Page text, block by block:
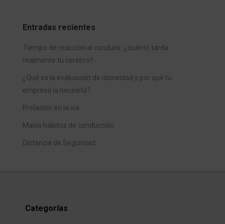
Entradas recientes
Tiempo de reacción al conducir: ¿cuánto tarda
realmente tu cerebro?
¿Qué es la evaluación de idoneidad y por qué tu
empresa la necesita?
Prelación en la vía
Malos hábitos de conducción
Distancia de Seguridad
Categorías